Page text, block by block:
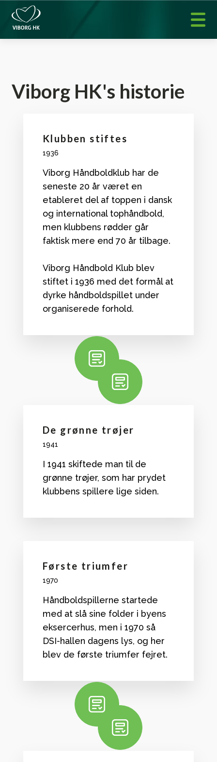
Viborg HK's historie
Klubben stiftes
1936
Viborg Håndboldklub har de
seneste 20 år været en
etableret del af toppen i dansk
og international tophåndbold,
men klubbens rødder går
faktisk mere end 70 år tilbage.
Viborg Håndbold Klub blev
stiftet i 1936 med det formål at
dyrke håndboldspillet under
organiserede forhold.
De grønne trøjer
1941
I 1941 skiftede man til de
grønne trøjer, som har prydet
klubbens spillere lige siden.
Første triumfer
1970
Håndboldspillerne startede
med at slå sine folder i byens
eksercerhus, men i 1970 så
DSI-hallen dagens lys, og her
blev de første triumfer fejret.